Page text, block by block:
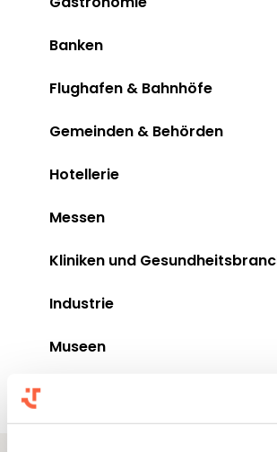
Banken
Flughafen & Bahnhöfe
Gemeinden & Behörden
Hotellerie
Messen
Kliniken und
Industrie
Museen